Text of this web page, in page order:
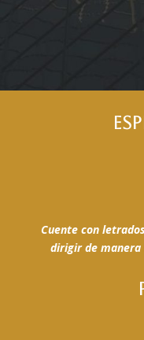
Cuente con
dirigir de manera